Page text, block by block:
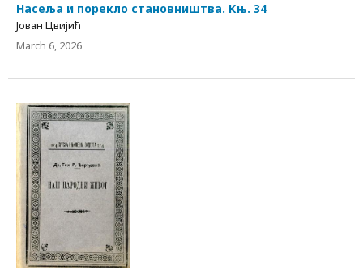
Насеља и порекло становништва. Књ. 34
Јован Цвијић
March 6, 2026